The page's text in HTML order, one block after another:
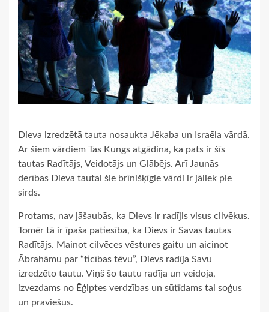
Dieva izredzētā tauta nosaukta Jēkaba un Israēla vārdā.
Ar šiem vārdiem Tas Kungs atgādina, ka pats ir šīs
tautas Radītājs, Veidotājs un Glābējs. Arī Jaunās
derības Dieva tautai šie brīnišķīgie vārdi ir jāliek pie
sirds.
Protams, nav jāšaubās, ka Dievs ir radījis visus cilvēkus.
Tomēr tā ir īpaša patiesība, ka Dievs ir Savas tautas
Radītājs. Mainot cilvēces vēstures gaitu un aicinot
Ābrahāmu par “ticības tēvu”, Dievs radīja Savu
izredzēto tautu. Viņš šo tautu radīja un veidoja,
izvezdams no Ēģiptes verdzības un sūtīdams tai soģus
un praviešus.